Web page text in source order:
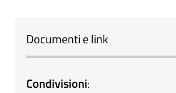
Documenti e link
Condivisioni: